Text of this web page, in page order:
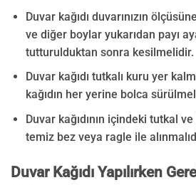
Duvar kağıdı duvarınızın
ve diğer boylar yukarıdan payı
tutturulduktan sonra kesilmelidir.
Duvar kağıdı tutkalı kuru yer
kağıdın her yerine bolca
Duvar kağıdının içindeki tutkal
temiz bez veya ragle ile
Duvar Kağıdı Yapılırken